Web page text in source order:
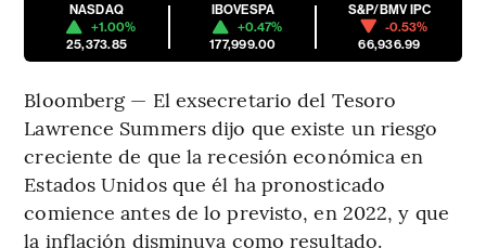
NASDAQ
+1.00%
25,373.85
IBOVESPA
+0.47%
177,999.00
S&P/BMV IPC
-0.53%
66,936.99
Bloomberg — El exsecretario del Tesoro
Lawrence Summers dijo que existe un riesgo
creciente de que la recesión económica en
Estados Unidos que él ha pronosticado
comience antes de lo previsto, en 2022, y que
la inflación disminuya como resultado.